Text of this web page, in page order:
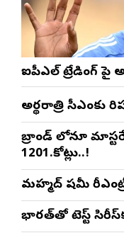
ఐపీఎల్ ట్రేడింగ్ పై
అర్థరాత్రి సీఎంకు
బ్రాండ్ లోనూ
1201.కోట్లు..!
మహ్మద్ షమీ
భారత్‌తో టెస్ట్